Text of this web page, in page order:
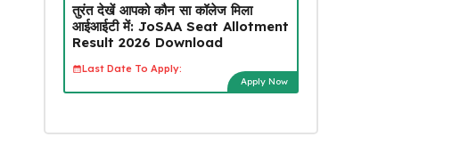
तुरंत देखें आपको कौन सा कॉलेज मिला
आईआईटी में: JoSAA Seat Allotment
Result 2026 Download
Last Date To Apply:
Apply Now